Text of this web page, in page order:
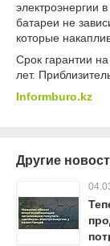
электроэнергии
батареи не
которые
Срок гарантии
лет.
Informburo.kz
Другие